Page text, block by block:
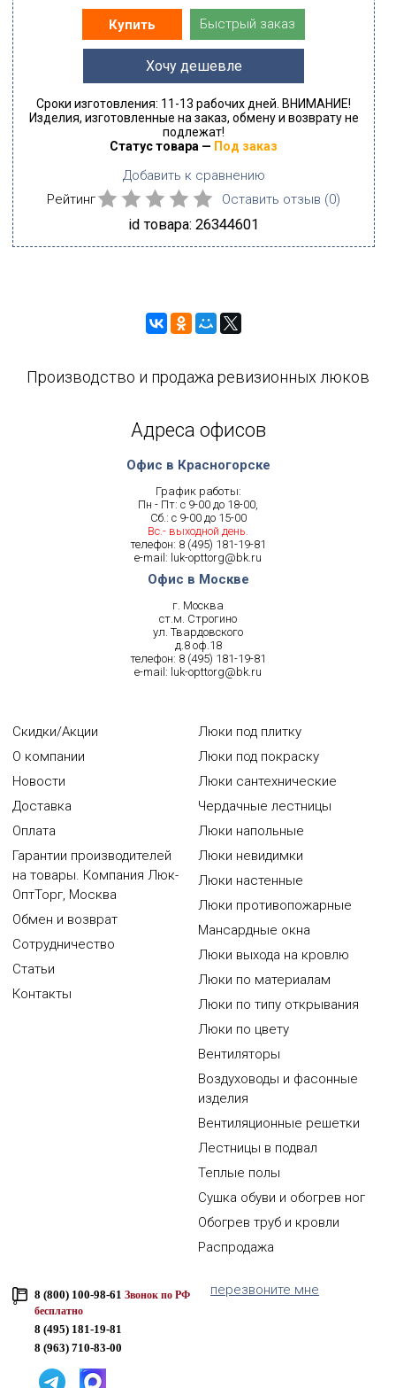
Купить Быстрый заказ
Хочу дешевле
Сроки изготовления: 11-13 рабочих дней. ВНИМАНИЕ!
Изделия, изготовленные на заказ, обмену и возврату не
подлежат!
Статус товара — Под заказ
Добавить к сравнению
Рейтинг
Оставить отзыв (0)
id товара: 26344601
Производство и продажа ревизионных люков
Адреса офисов
Офис в Красногорске
График работы:
Пн - Пт: с 9-00 до 18-00,
Сб.: с 9-00 до 15-00
Вс.- выходной день.
телефон: 8 (495) 181-19-81
e-mail: luk-opttorg@bk.ru
Офис в Москве
г. Москва
ст.м. Строгино
ул. Твардовского
д.8 оф.18
телефон: 8 (495) 181-19-81
e-mail: luk-opttorg@bk.ru
Скидки/Акции
О компании
Новости
Доставка
Оплата
Гарантии производителей
на товары. Компания Люк-
ОптТорг, Москва
Обмен и возврат
Сотрудничество
Статьи
Контакты
Люки под плитку
Люки под покраску
Люки сантехнические
Чердачные лестницы
Люки напольные
Люки невидимки
Люки настенные
Люки противопожарные
Мансардные окна
Люки выхода на кровлю
Люки по материалам
Люки по типу открывания
Люки по цвету
Вентиляторы
Воздуховоды и фасонные
изделия
Вентиляционные решетки
Лестницы в подвал
Теплые полы
Сушка обуви и обогрев ног
Обогрев труб и кровли
Распродажа
8 (800) 100-98-61 Звонок по РФ
бесплатно
8 (495) 181-19-81
8 (963) 710-83-00
перезвоните мне